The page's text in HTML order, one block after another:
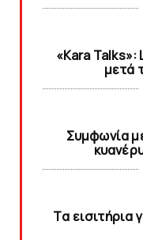
«Kara Talks»:
μετά
Συμφωνία
Tα εισιτήρια